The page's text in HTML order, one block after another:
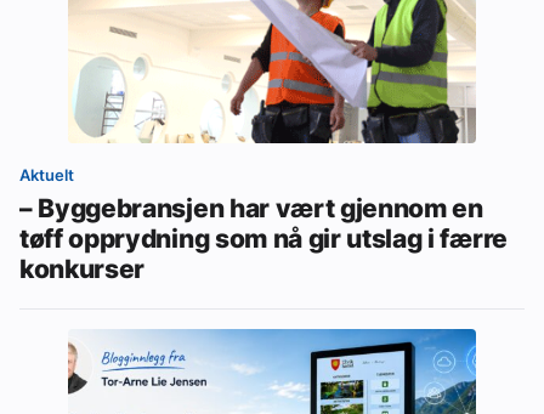
Aktuelt
– Byggebransjen har vært gjennom en
tøff opprydning som nå gir utslag i færre
konkurser